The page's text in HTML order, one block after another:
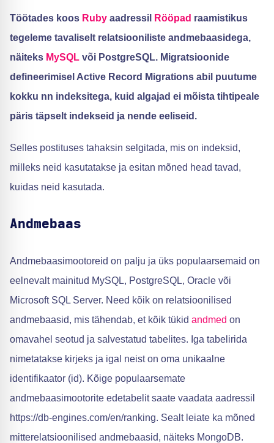
Töötades koos Ruby aadressil Rööpad raamistikus
tegeleme tavaliselt relatsiooniliste andmebaasidega,
näiteks MySQL või PostgreSQL. Migratsioonide
defineerimisel Active Record Migrations abil puutume
kokku nn indeksitega, kuid algajad ei mõista tihtipeale
päris täpselt indekseid ja nende eeliseid.
Selles postituses tahaksin selgitada, mis on indeksid,
milleks neid kasutatakse ja esitan mõned head tavad,
kuidas neid kasutada.
Andmebaas
Andmebaasimootoreid on palju ja üks populaarsemaid on
eelnevalt mainitud MySQL, PostgreSQL, Oracle või
Microsoft SQL Server. Need kõik on relatsioonilised
andmebaasid, mis tähendab, et kõik tükid andmed on
omavahel seotud ja salvestatud tabelites. Iga tabelirida
nimetatakse kirjeks ja igal neist on oma unikaalne
identifikaator (id). Kõige populaarsemate
andmebaasimootorite edetabelit saate vaadata aadressil
https://db-engines.com/en/ranking. Sealt leiate ka mõned
mitterelatsioonilised andmebaasid, näiteks MongoDB.